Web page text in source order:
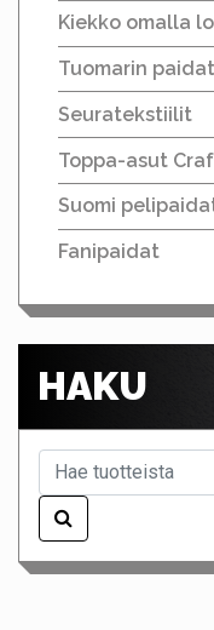
Kiekko omalla
Tuomarin paidat
Seuratekstiilit
Toppa-asut
Suomi
Fanipaidat
HAKU